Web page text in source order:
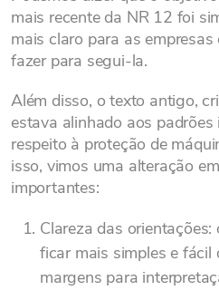
mais recente da NR 12 foi
mais claro para as
fazer para segui-la.
Além disso, o texto antigo,
estava alinhado aos
respeito à proteção de
isso, vimos uma alteração
importantes:
Clareza das
ficar mais simples e fácil
margens para